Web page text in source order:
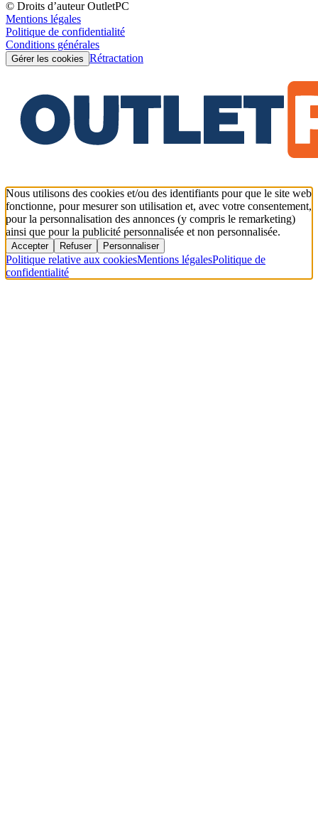
© Droits d’auteur OutletPC
Mentions légales
Politique de confidentialité
Conditions générales
Gérer les cookies Rétractation
Nous utilisons des cookies et/ou des identifiants pour que le site web
fonctionne, pour mesurer son utilisation et, avec votre consentement,
pour la personnalisation des annonces (y compris le remarketing)
ainsi que pour la publicité personnalisée et non personnalisée.
Accepter Refuser Personnaliser
Politique relative aux cookiesMentions légalesPolitique de
confidentialité